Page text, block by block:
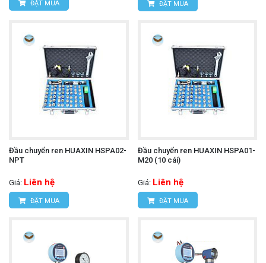
ĐẶT MUA ĐẶT MUA
Đầu chuyển ren HUAXIN HSPA02-
NPT
Giá: Liên hệ
ĐẶT MUA
Đầu chuyển ren HUAXIN HSPA01-
M20 (10 cái)
Giá: Liên hệ
ĐẶT MUA